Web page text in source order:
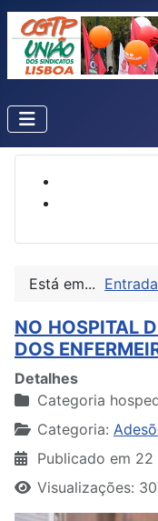
Está em... Entrada
NO HOSPITAL
DOS
Detalhes
Categoria
Categoria:
Publicado em 22
Visualizações: